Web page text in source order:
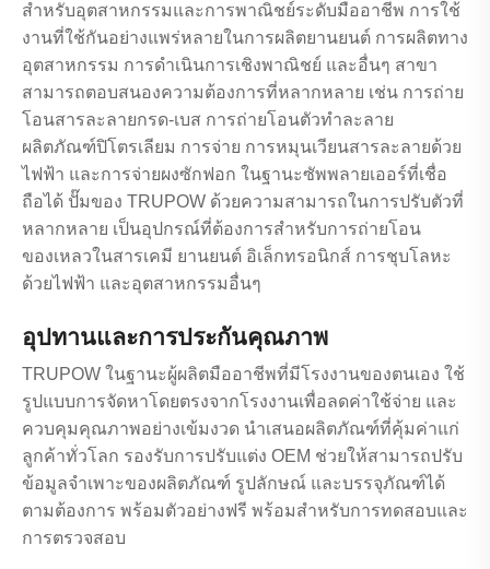
สำหรับอุตสาหกรรมและการพาณิชย์ระดับมืออาชีพ การใช้
งานที่ใช้กันอย่างแพร่หลายในการผลิตยานยนต์ การผลิตทาง
อุตสาหกรรม การดำเนินการเชิงพาณิชย์ และอื่นๆ สาขา
สามารถตอบสนองความต้องการที่หลากหลาย เช่น การถ่าย
โอนสารละลายกรด-เบส การถ่ายโอนตัวทำละลาย
ผลิตภัณฑ์ปิโตรเลียม การจ่าย การหมุนเวียนสารละลายด้วย
ไฟฟ้า และการจ่ายผงซักฟอก ในฐานะซัพพลายเออร์ที่เชื่อ
ถือได้ ปั๊มของ TRUPOW ด้วยความสามารถในการปรับตัวที่
หลากหลาย เป็นอุปกรณ์ที่ต้องการสำหรับการถ่ายโอน
ของเหลวในสารเคมี ยานยนต์ อิเล็กทรอนิกส์ การชุบโลหะ
ด้วยไฟฟ้า และอุตสาหกรรมอื่นๆ
อุปทานและการประกันคุณภาพ
TRUPOW ในฐานะผู้ผลิตมืออาชีพที่มีโรงงานของตนเอง ใช้
รูปแบบการจัดหาโดยตรงจากโรงงานเพื่อลดค่าใช้จ่าย และ
ควบคุมคุณภาพอย่างเข้มงวด นำเสนอผลิตภัณฑ์ที่คุ้มค่าแก่
ลูกค้าทั่วโลก รองรับการปรับแต่ง OEM ช่วยให้สามารถปรับ
ข้อมูลจำเพาะของผลิตภัณฑ์ รูปลักษณ์ และบรรจุภัณฑ์ได้
ตามต้องการ พร้อมตัวอย่างฟรี พร้อมสำหรับการทดสอบและ
การตรวจสอบ